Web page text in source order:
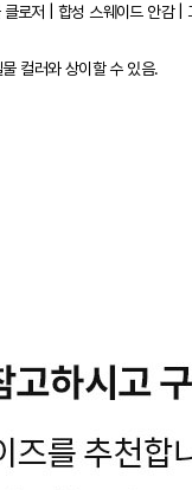
로저 | 합성 스웨이드 안감 |
컬러와 상이할 수 있음.